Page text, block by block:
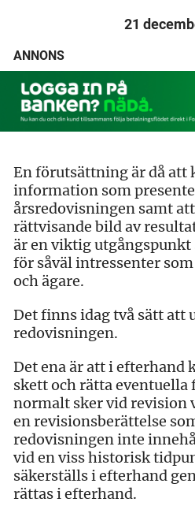
21
ANNONS
En förutsättning är då att
information som
årsredovisningen samt
rättvisande bild av
är en viktig
för såväl intressenter
och ägare.
Det finns idag två sätt att
redovisningen.
Det ena är att i efterhand
skett och rätta eventuella
normalt sker vid revision
en revisionsberättelse
redovisningen inte
vid en viss historisk
säkerställs i efterhand
rättas i efterhand.